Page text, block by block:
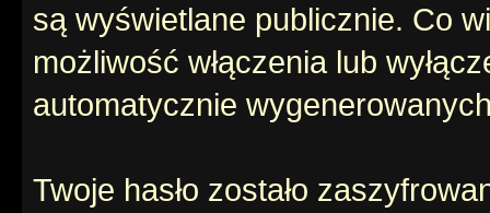
są wyświetlane publicznie. Co
możliwość włączenia lub
automatycznie
Twoje hasło zostało